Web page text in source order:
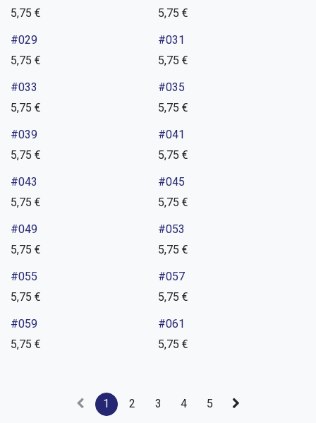
5,75 €
5,75 €
#029
5,75 €
#031
5,75 €
#033
5,75 €
#035
5,75 €
#039
5,75 €
#041
5,75 €
#043
5,75 €
#045
5,75 €
#049
5,75 €
#053
5,75 €
#055
5,75 € Bestseller
#057
5,75 €
#059
5,75 €
#061
5,75 €
1 2 3 4 5